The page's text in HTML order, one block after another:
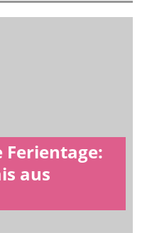
Ferientage:
aus